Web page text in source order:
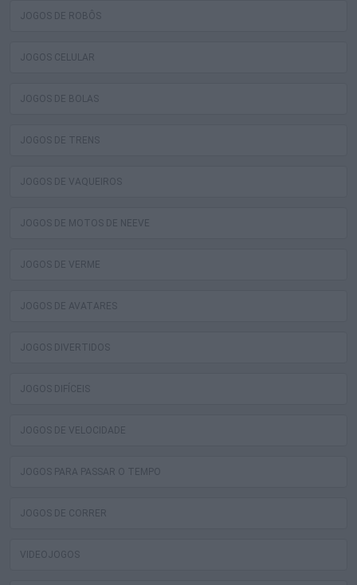
JOGOS DE ROBÔS
JOGOS CELULAR
JOGOS DE BOLAS
JOGOS DE TRENS
JOGOS DE VAQUEIROS
JOGOS DE MOTOS DE NEEVE
JOGOS DE VERME
JOGOS DE AVATARES
JOGOS DIVERTIDOS
JOGOS DIFÍCEIS
JOGOS DE VELOCIDADE
JOGOS PARA PASSAR O TEMPO
JOGOS DE CORRER
VIDEOJOGOS